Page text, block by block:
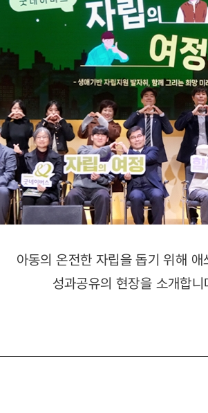
아동의 온전한 자립을 돕기 위해 애
성과공유의 현장을 소개합니